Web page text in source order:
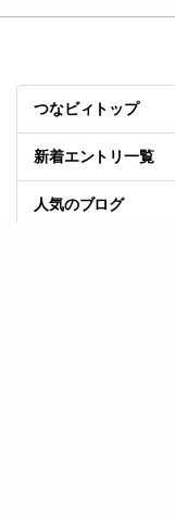
つなビィトップ
新着エントリ一覧
人気のブログ